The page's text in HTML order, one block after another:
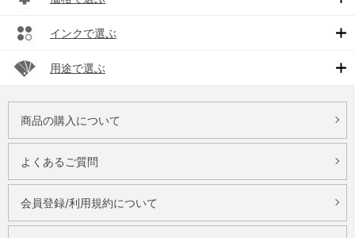
インクで選ぶ
用途で選ぶ
商品の購入について
よくあるご質問
会員登録/利用規約について